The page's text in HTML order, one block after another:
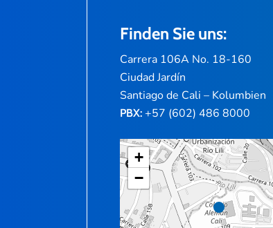
Finden Sie uns:
Carrera 106A No. 18-160
Ciudad Jardín
Santiago de Cali – Kolumbien
PBX:+57 (602) 486 8000
+
−